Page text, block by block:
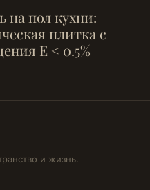
на пол кухни:
плитка с
E < 0.5%
и жизнь.